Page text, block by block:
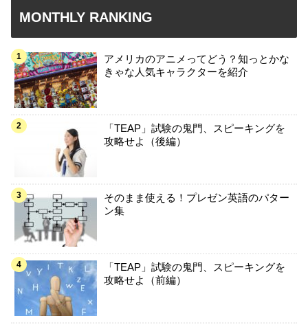
MONTHLY RANKING
アメリカのアニメってどう？知っとかな
きゃな人気キャラクターを紹介
「TEAP」試験の鬼門、スピーキングを
攻略せよ（後編）
そのまま使える！プレゼン英語のパター
ン集
「TEAP」試験の鬼門、スピーキングを
攻略せよ（前編）